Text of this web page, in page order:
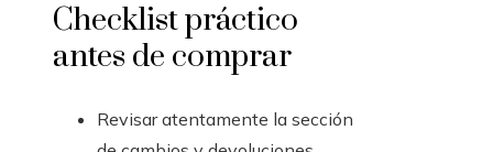
Checklist práctico
antes de comprar
Revisar atentamente la sección